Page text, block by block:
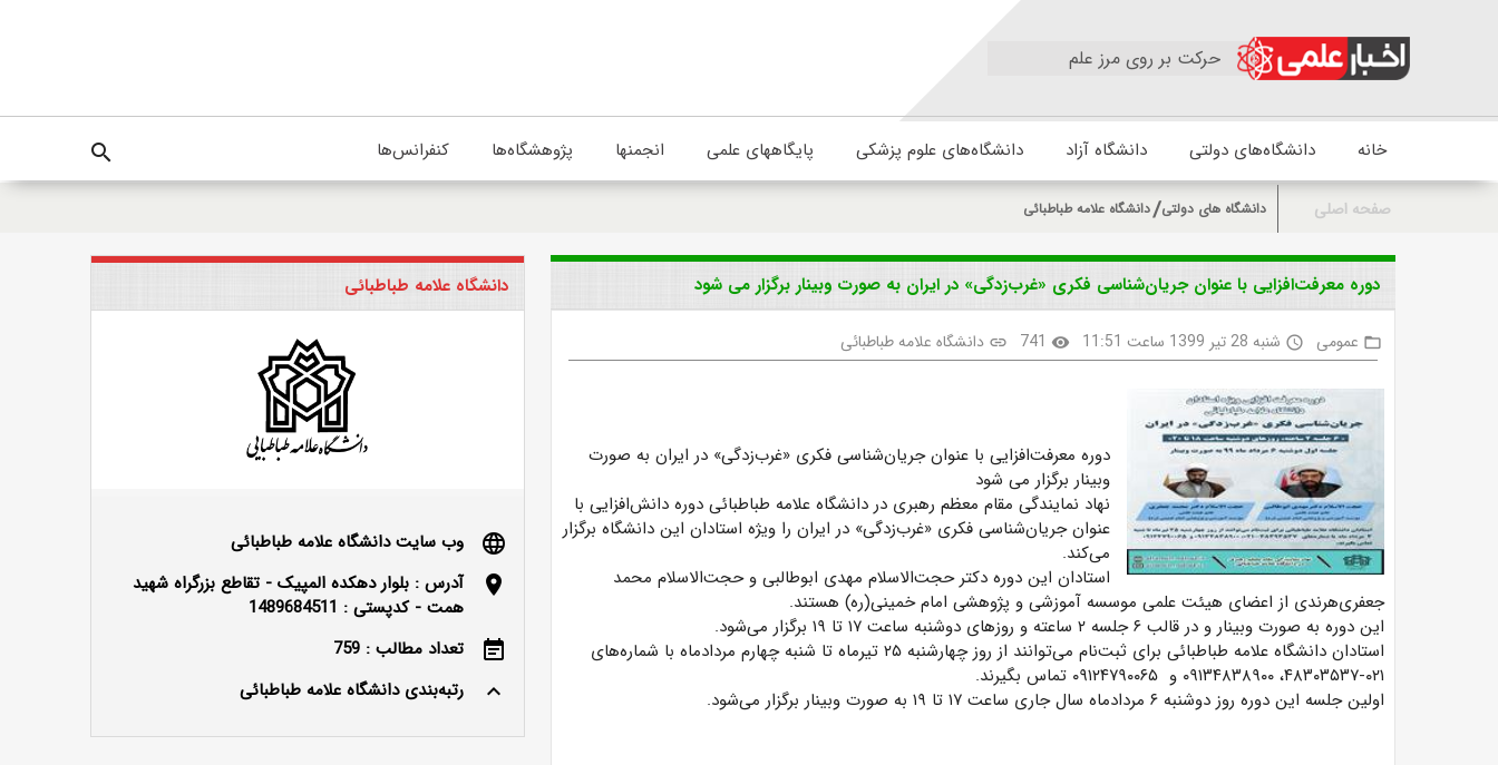
حرکت بر روی مرز علم
خانه دانشگاه‌های دولتی دانشگاه آزاد دانشگاه‌های علوم پزشکی پایگاههای علمی انجمنها پژوهشگاه‌ها کنفرانس‌ها search
صفحه اصلی دانشگاه های دولتی دانشگاه علامه طباطبائی
دوره معرفت‌افزایی با عنوان جریان‌شناسی فکری «غرب‌زدگی» در ایران به صورت وبینار برگزار می شود
folder_open عمومی access_time شنبه 28 تیر 1399 ساعت 11:51 visibility
741
link دانشگاه علامه طباطبائی
دوره معرفت‌افزایی با عنوان جریان‌شناسی فکری «غرب‌زدگی» در ایران به صورت
وبینار برگزار می شود
نهاد نمایندگی مقام معظم رهبری در دانشگاه علامه طباطبائی دوره دانش‌افزایی با
عنوان جریان‌شناسی فکری «غرب‌زدگی» در ایران را ویژه استادان این دانشگاه برگزار
می‌کند.
استادان این دوره دکتر حجت‌الاسلام مهدی ابوطالبی و حجت‌الاسلام محمد
جعفری‌هرندی از اعضای هیئت علمی موسسه آموزشی و پژوهشی امام خمینی(ره) هستند.
این دوره به صورت وبینار و در قالب ۶ جلسه ۲ ساعته و روزهای دوشنبه ساعت ۱۷ تا ۱۹ برگزار می‌شود.
استادان دانشگاه علامه طباطبائی برای ثبت‌نام می‌توانند از روز چهارشنبه ۲۵ تیرماه تا شنبه چهارم مردادماه با شماره‌های
۰۲۱-۴۸۳۰۳۵۳۷، ۰۹۱۳۴۸۳۸۹۰۰ و ۰۹۱۲۴۷۹۰۰۶۵ تماس بگیرند.
اولین جلسه این دوره روز دوشنبه ۶ مردادماه سال جاری ساعت ۱۷ تا ۱۹ به صورت وبینار برگزار می‌شود.
دانشگاه علامه طباطبائی
language
وب سایت دانشگاه علامه طباطبائی
location_on
آدرس : بلوار دهکده المپیک - تقاطع بزرگراه شهید
همت - کدپستی : 1489684511
event_note
تعداد مطالب : 759
keyboard_arrow_up
رتبه‌بندی دانشگاه علامه طباطبائی